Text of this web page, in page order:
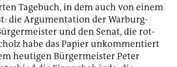
Tagebuch, in dem auch von einem
die Argumentation der Warburg-
und den Senat, die rot-
habe das Papier unkommentiert
heutigen Bürgermeister Peter